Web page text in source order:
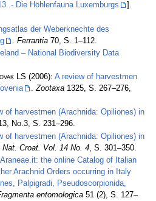
- Die Höhlenfauna Luxemburgs
].
der Weberknechte des
Ferrantia 70, S. 1–112.
– National Biodiversity Data
LS (2006): A review of harvestmen
.Zootaxa 1325, S. 267–276,
of harvestmen (Arachnida: Opiliones) in
No.3, S. 231–296.
of harvestmen (Arachnida: Opiliones) in
Nat. Croat. Vol. 14 No. 4 , S. 301–350.
Araneae.it: the online Catalog of Italian
Arachnid Orders occurring in Italy
Palpigradi, Pseudoscorpionida,
entomologica 51 (2), S. 127–